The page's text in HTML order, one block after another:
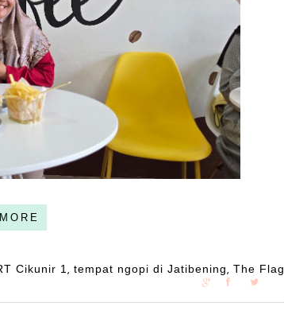
Cikunir 1 ,tempat ngopi di Jatibening, The Flag